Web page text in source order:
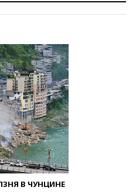
В ЧУНЦИНЕ